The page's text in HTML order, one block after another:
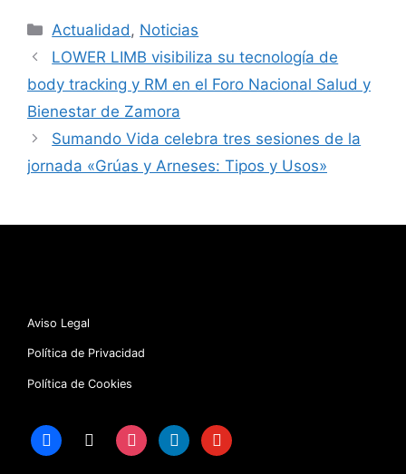
Categorías
Actualidad , Noticias
LOWER LIMB visibiliza su tecnología de
body tracking y RM en el Foro Nacional Salud y
Bienestar de Zamora
Sumando Vida celebra tres sesiones de la
jornada «Grúas y Arneses: Tipos y Usos»
Aviso Legal
Política de Privacidad
Política de Cookies
facebook instagramlinkedinyoutube